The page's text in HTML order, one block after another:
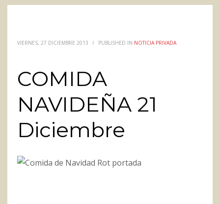
VIERNES, 27 DICIEMBRE 2013 / PUBLISHED IN NOTICIA PRIVADA
COMIDA
NAVIDEÑA 21
Diciembre